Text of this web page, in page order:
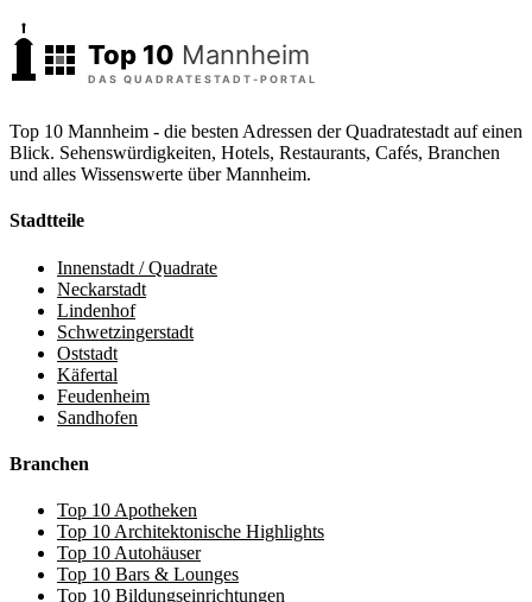
Top 10 Mannheim - die besten Adressen der Quadratestadt auf einen
Blick. Sehenswürdigkeiten, Hotels, Restaurants, Cafés, Branchen
und alles Wissenswerte über Mannheim.
Stadtteile
Innenstadt / Quadrate
Neckarstadt
Lindenhof
Schwetzingerstadt
Oststadt
Käfertal
Feudenheim
Sandhofen
Branchen
Top 10 Apotheken
Top 10 Architektonische Highlights
Top 10 Autohäuser
Top 10 Bars & Lounges
Top 10 Bildungseinrichtungen